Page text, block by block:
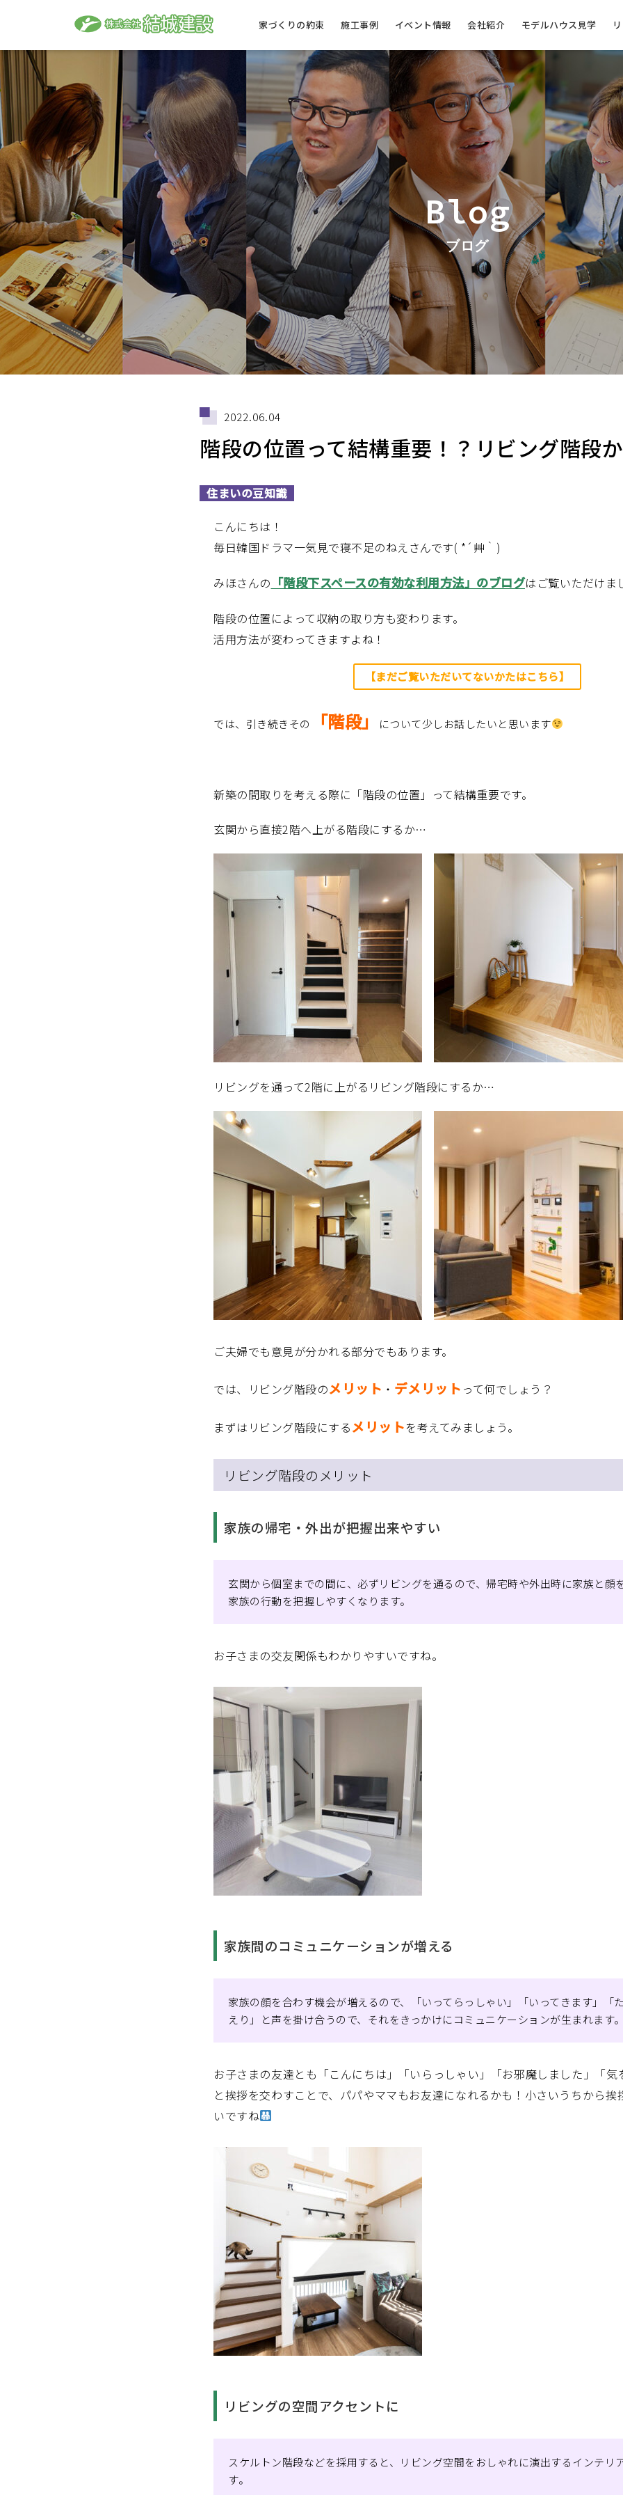
家づくりの約束 施工事例 イベント情報 会社紹介 モデルハウス見学
Blog
ブログ
2022.06.04
階段の位置って結構重要！？リビング階段
住まいの豆知識
こんにちは！
毎日韓国ドラマ一気見で寝不足のねえさんです( *´艸｀)
みほさんの 「階段下スペースの有効な利用方法」のブログはご覧いただけま
階段の位置によって収納の取り方も変わります。
活用方法が変わってきますよね！
【まだご覧いただいてないかたはこちら】
では、引き続きその 「階段」 について少しお話したいと思います
新築の間取りを考える際に「階段の位置」って結構重要です。
玄関から直接2階へ上がる階段にするか…
リビングを通って2階に上がるリビング階段にするか…
ご夫婦でも意見が分かれる部分でもあります。
では、リビング階段のメリット ・ デメリット って何でしょう？
まずはリビング階段にするメリットを考えてみましょう。
リビング階段のメリット
家族の帰宅・外出が把握出来やすい
玄関から個室までの間に、必ずリビングを通るので、帰宅時や外出時に家族と顔
家族の行動を把握しやすくなります。
お子さまの交友関係もわかりやすいですね。
家族間のコミュニケーションが増える
家族の顔を合わす機会が増えるので、「いってらっしゃい」「いってきます」「
えり」と声を掛け合うので、それをきっかけにコミュニケーションが生まれます。
お子さまの友達とも「こんにちは」「いらっしゃい」「お邪魔しました」「気
と挨拶を交わすことで、パパやママもお友達になれるかも！小さいうちから挨
いですね
リビングの空間アクセントに
スケルトン階段などを採用すると、リビング空間をおしゃれに演出するインテリ
す。